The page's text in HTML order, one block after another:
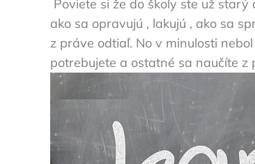
Poviete si že do školy ste už
ako sa opravujú , lakujú , ako sa
z práve odtiaľ. No v minulosti
potrebujete a ostatné sa naučíte z